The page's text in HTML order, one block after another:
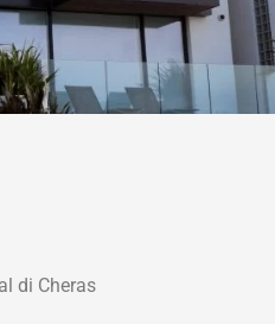
di Cheras